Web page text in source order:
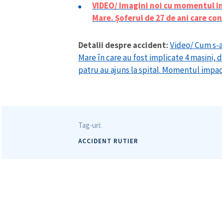
VIDEO/ Imagini noi cu momentul
Mare. Șoferul de 27 de ani care
Detalii despre accident:Video/ Cum
Mare în care au fost implicate 4
patru au ajuns la spital. Momentul
Tag-uri:
ACCIDENT RUTIER
Mesajul știrei